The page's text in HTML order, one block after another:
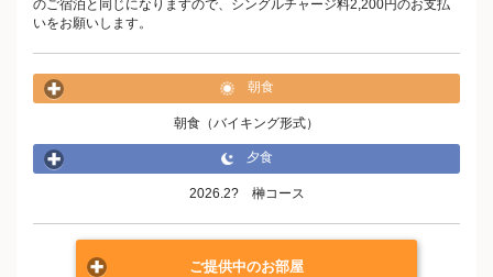
のご宿泊と同じになりますので、シングルチャージ料2,200円のお支払
いをお願いします。
朝食
朝食（バイキング形式）
夕食
2026.2? 榊コース
ご提供中のお部屋